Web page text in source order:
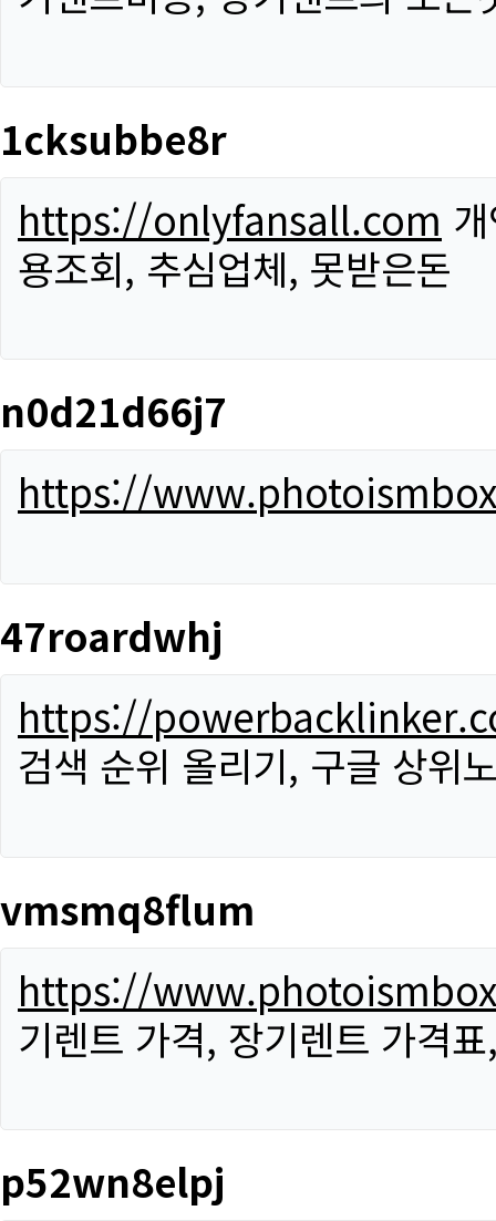
1cksubbe8r
https://onlyfansall.com
용조회, 추심업체, 못받은돈
n0d21d66j7
https://
47roardwhj
https://
검색 순위 올리기, 구글 상위
vmsmq8flum
https://
기렌트 가격, 장기렌트 가격
p52wn8elpj